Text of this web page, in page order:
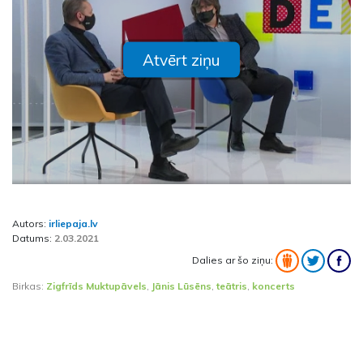
Atvērt ziņu
Autors: irliepaja.lv
Datums: 2.03.2021
Dalies ar šo ziņu:
Birkas: Zigfrīds Muktupāvels Jānis Lūsēns ,teātris koncerts